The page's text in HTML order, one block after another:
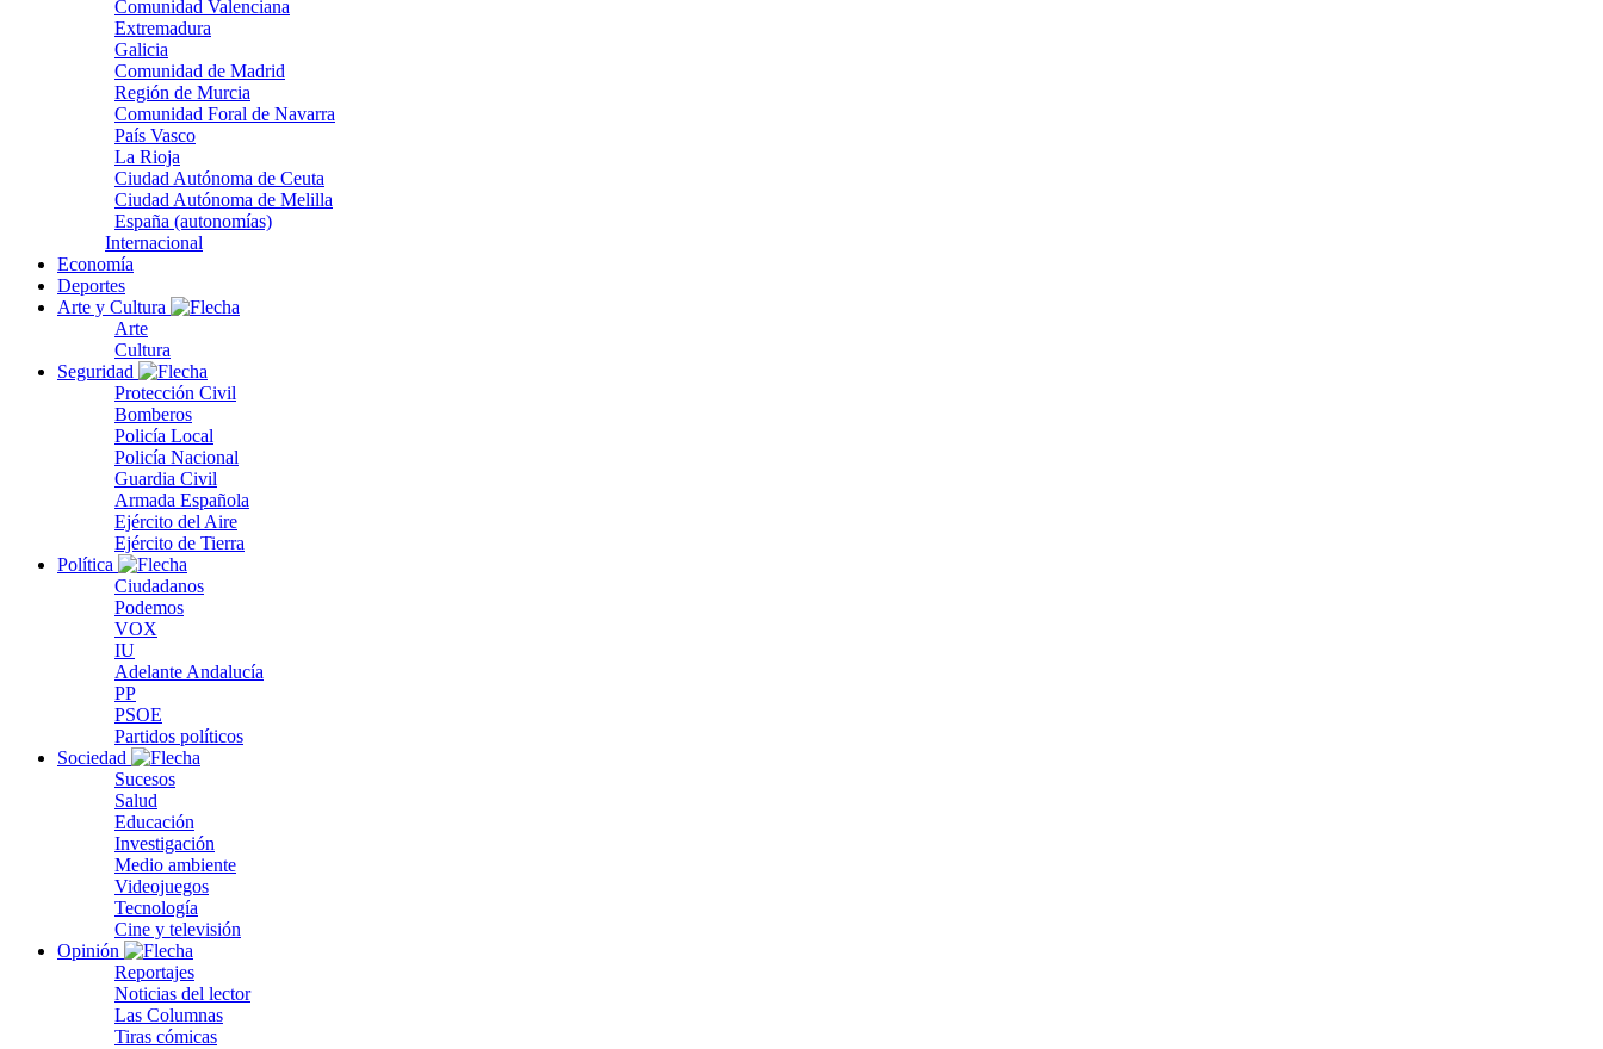
Comunidad Valenciana
Extremadura
Galicia
Comunidad de Madrid
Región de Murcia
Comunidad Foral de Navarra
País Vasco
La Rioja
Ciudad Autónoma de Ceuta
Ciudad Autónoma de Melilla
España (autonomías)
Internacional
Economía
Deportes
Arte y Cultura
Arte
Cultura
Seguridad
Protección Civil
Bomberos
Policía Local
Policía Nacional
Guardia Civil
Armada Española
Ejército del Aire
Ejército de Tierra
Política
Ciudadanos
Podemos
VOX
IU
Adelante Andalucía
PP
PSOE
Partidos políticos
Sociedad
Sucesos
Salud
Educación
Investigación
Medio ambiente
Videojuegos
Tecnología
Cine y televisión
Opinión
Reportajes
Noticias del lector
Las Columnas
Tiras cómicas